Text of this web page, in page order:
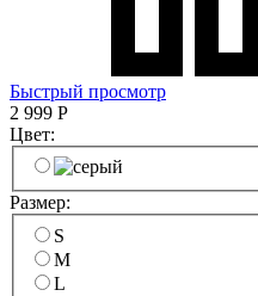
Быстрый просмотр
2 999 Р
Цвет:
Размер:
S
M
L